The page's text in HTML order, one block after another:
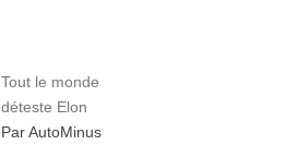
Tout le monde
déteste Elon
Par AutoMinus